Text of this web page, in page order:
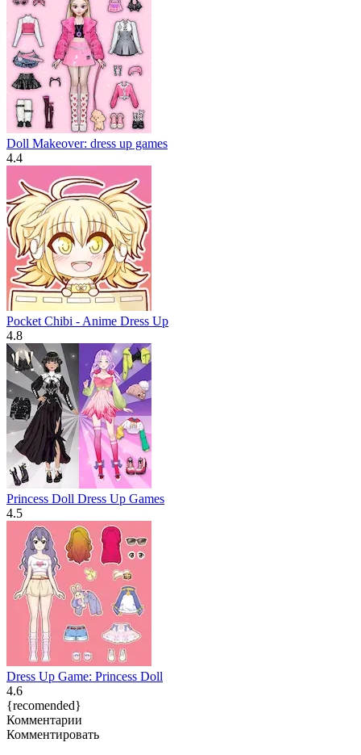
Doll Makeover: dress up games
4.4
Pocket Chibi - Anime Dress Up
4.8
Princess Doll Dress Up Games
4.5
Dress Up Game: Princess Doll
4.6
{recomended}
Комментарии
Комментировать